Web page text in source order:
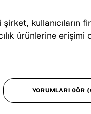
kullanıcıların
ürünlerine
YORUMLARI GÖR